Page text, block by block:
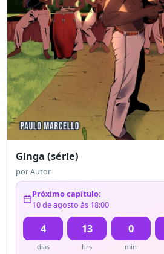
Ginga (série)
porAutor
Próximo capítulo:
10 de agosto às 18:00
4
dias
13
hrs
0
min